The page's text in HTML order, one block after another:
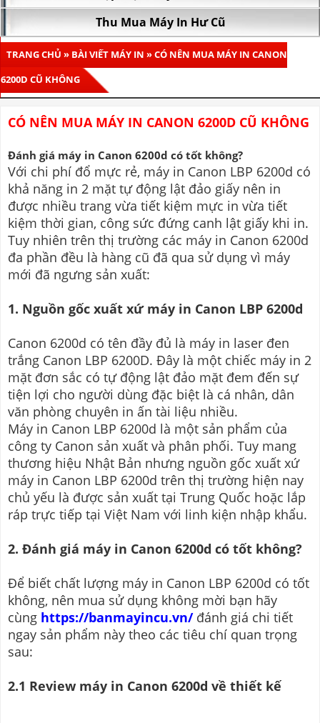
Thu Mua Máy In Hư Cũ
TRANG CHỦ » BÀI VIẾT MÁY IN » CÓ NÊN MUA MÁY IN CANON
6200D CŨ KHÔNG
CÓ NÊN MUA MÁY IN CANON 6200D CŨ KHÔNG
Đánh giá máy in Canon 6200d có tốt không?
Với chi phí đổ mực rẻ, máy in Canon LBP 6200d có
khả năng in 2 mặt tự động lật đảo giấy nên in
được nhiều trang vừa tiết kiệm mực in vừa tiết
kiệm thời gian, công sức đứng canh lật giấy khi in.
Tuy nhiên trên thị trường các máy in Canon 6200d
đa phần đều là hàng cũ đã qua sử dụng vì máy
mới đã ngưng sản xuất:
1. Nguồn gốc xuất xứ máy in Canon LBP 6200d
Canon 6200d có tên đầy đủ là máy in laser đen
trắng Canon LBP 6200D. Đây là một chiếc máy in 2
mặt đơn sắc có tự động lật đảo mặt đem đến sự
tiện lợi cho người dùng đặc biệt là cá nhân, dân
văn phòng chuyên in ấn tài liệu nhiều.
Máy in Canon LBP 6200d là một sản phẩm của
công ty Canon sản xuất và phân phối. Tuy mang
thương hiệu Nhật Bản nhưng nguồn gốc xuất xứ
máy in Canon LBP 6200d trên thị trường hiện nay
chủ yếu là được sản xuất tại Trung Quốc hoặc lắp
ráp trực tiếp tại Việt Nam với linh kiện nhập khẩu.
2. Đánh giá máy in Canon 6200d có tốt không?
Để biết chất lượng máy in Canon LBP 6200d có tốt
không, nên mua sử dụng không mời bạn hãy
cùng https://banmayincu.vn/đánh giá chi tiết
ngay sản phẩm này theo các tiêu chí quan trọng
sau:
2.1 Review máy in Canon 6200d về thiết kế